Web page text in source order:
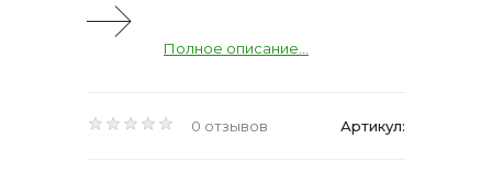
Полное описание...
0 отзывов Артикул: